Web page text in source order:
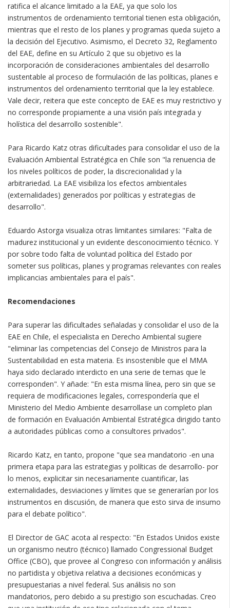
ratifica el alcance limitado a la EAE, ya que solo los
instrumentos de ordenamiento territorial tienen esta obligación,
mientras que el resto de los planes y programas queda sujeto a
la decisión del Ejecutivo. Asimismo, el Decreto 32, Reglamento
del EAE, define en su Artículo 2 que su objetivo es la
incorporación de consideraciones ambientales del desarrollo
sustentable al proceso de formulación de las políticas, planes e
instrumentos del ordenamiento territorial que la ley establece.
Vale decir, reitera que este concepto de EAE es muy restrictivo y
no corresponde propiamente a una visión país integrada y
holística del desarrollo sostenible".
Para Ricardo Katz otras dificultades para consolidar el uso de la
Evaluación Ambiental Estratégica en Chile son "la renuencia de
los niveles políticos de poder, la discrecionalidad y la
arbitrariedad. La EAE visibiliza los efectos ambientales
(externalidades) generados por políticas y estrategias de
desarrollo".
Eduardo Astorga visualiza otras limitantes similares: "Falta de
madurez institucional y un evidente desconocimiento técnico. Y
por sobre todo falta de voluntad política del Estado por
someter sus políticas, planes y programas relevantes con reales
implicancias ambientales para el país".
Recomendaciones
Para superar las dificultades señaladas y consolidar el uso de la
EAE en Chile, el especialista en Derecho Ambiental sugiere
"eliminar las competencias del Consejo de Ministros para la
Sustentabilidad en esta materia. Es insostenible que el MMA
haya sido declarado interdicto en una serie de temas que le
corresponden". Y añade: "En esta misma línea, pero sin que se
requiera de modificaciones legales, correspondería que el
Ministerio del Medio Ambiente desarrollase un completo plan
de formación en Evaluación Ambiental Estratégica dirigido tanto
a autoridades públicas como a consultores privados".
Ricardo Katz, en tanto, propone "que sea mandatorio -en una
primera etapa para las estrategias y políticas de desarrollo- por
lo menos, explicitar sin necesariamente cuantificar, las
externalidades, desviaciones y límites que se generarían por los
instrumentos en discusión, de manera que esto sirva de insumo
para el debate político".
El Director de GAC acota al respecto: "En Estados Unidos existe
un organismo neutro (técnico) llamado Congressional Budget
Office (CBO), que provee al Congreso con información y análisis
no partidista y objetiva relativa a decisiones económicas y
presupuestarias a nivel federal. Sus análisis no son
mandatorios, pero debido a su prestigio son escuchadas. Creo